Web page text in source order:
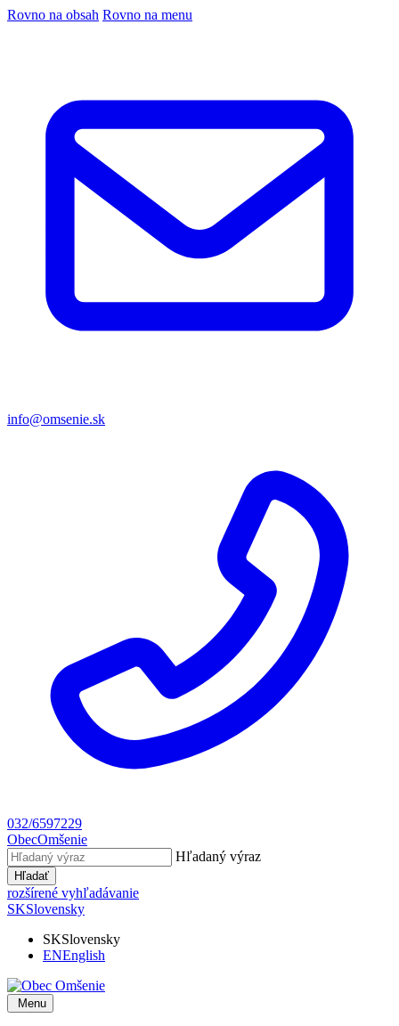
Rovno na obsah Rovno na menu
info@omsenie.sk
032/6597229
ObecOmšenie
Hľadaný výraz
Hľadať
rozšírené vyhľadávanie
SKSlovensky
SKSlovensky
ENEnglish
Menu